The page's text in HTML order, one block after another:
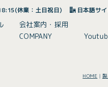
休業：土日祝日) 日本語サ
会社案内・採用
COMPANY
HOME |